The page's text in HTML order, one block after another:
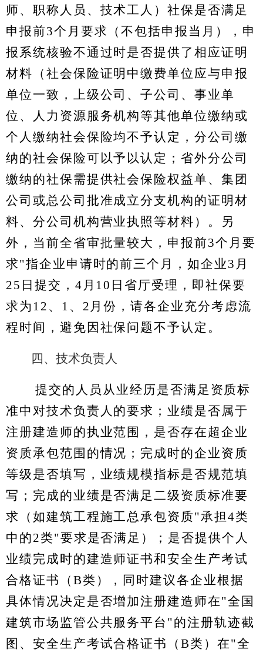
师、职称人员、技术工人）社保是否满足
申报前3个月要求（不包括申报当月），申
报系统核验不通过时是否提供了相应证明
材料（社会保险证明中缴费单位应与申报
单位一致，上级公司、子公司、事业单
位、人力资源服务机构等其他单位缴纳或
个人缴纳社会保险均不予认定，分公司缴
纳的社会保险可以予以认定；省外分公司
缴纳的社保需提供社会保险权益单、集团
公司或总公司批准成立分支机构的证明材
料、分公司机构营业执照等材料）。另
外，当前全省审批量较大，申报前3个月要
求"指企业申请时的前三个月，如企业3月
25日提交，4月10日省厅受理，即社保要
求为12、1、2月份，请各企业充分考虑流
程时间，避免因社保问题不予认定。
四、技术负责人
提交的人员从业经历是否满足资质标
准中对技术负责人的要求；业绩是否属于
注册建造师的执业范围，是否存在超企业
资质承包范围的情况；完成时的企业资质
等级是否填写，业绩规模指标是否规范填
写；完成的业绩是否满足二级资质标准要
求（如建筑工程施工总承包资质"承担4类
中的2类"要求是否满足）；是否提供个人
业绩完成时的建造师证书和安全生产考试
合格证书（B类），同时建议各企业根据
具体情况决定是否增加注册建造师在"全国
建筑市场监管公共服务平台"的注册轨迹截
图、安全生产考试合格证书（B类）在"全